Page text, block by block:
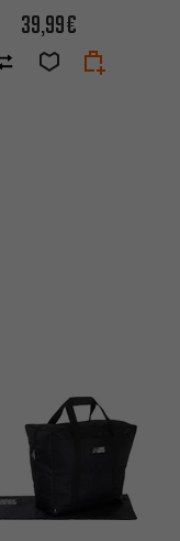
39,99€